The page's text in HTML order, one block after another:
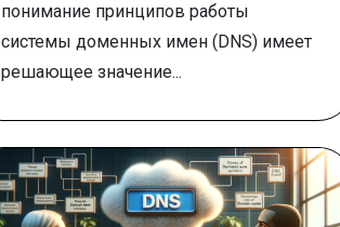
понимание принципов работы
системы доменных имен (DNS) имеет
решающее значение...